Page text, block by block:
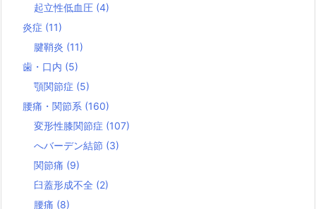
起立性低血圧 (4)
炎症 (11)
腱鞘炎 (11)
歯・口内 (5)
顎関節症 (5)
腰痛・関節系 (160)
変形性膝関節症 (107)
へバーデン結節 (3)
関節痛 (9)
臼蓋形成不全 (2)
腰痛 (8)